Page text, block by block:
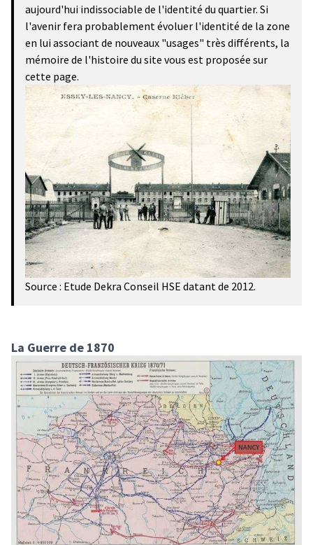
aujourd'hui indissociable de l'identité du quartier. Si
l'avenir fera probablement évoluer l'identité de la zone
en lui associant de nouveaux "usages" très différents, la
mémoire de l'histoire du site vous est proposée sur
cette page.
Source : Etude Dekra Conseil HSE datant de 2012.
La Guerre de 1870